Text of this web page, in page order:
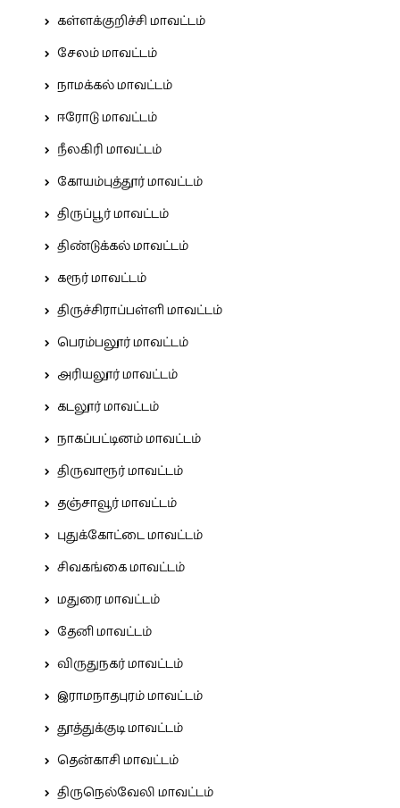
கள்ளக்குறிச்சி மாவட்டம்
சேலம் மாவட்டம்
நாமக்கல் மாவட்டம்
ஈரோடு மாவட்டம்
நீலகிரி மாவட்டம்
கோயம்புத்தூர் மாவட்டம்
திருப்பூர் மாவட்டம்
திண்டுக்கல் மாவட்டம்
கரூர் மாவட்டம்
திருச்சிராப்பள்ளி மாவட்டம்
பெரம்பலூர் மாவட்டம்
அரியலூர் மாவட்டம்
கடலூர் மாவட்டம்
நாகப்பட்டினம் மாவட்டம்
திருவாரூர் மாவட்டம்
தஞ்சாவூர் மாவட்டம்
புதுக்கோட்டை மாவட்டம்
சிவகங்கை மாவட்டம்
மதுரை மாவட்டம்
தேனி மாவட்டம்
விருதுநகர் மாவட்டம்
இராமநாதபுரம் மாவட்டம்
தூத்துக்குடி மாவட்டம்
தென்காசி மாவட்டம்
திருநெல்வேலி மாவட்டம்